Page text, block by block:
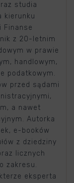
studia
kierunku
Finanse
z 20-letnim
w prawie
handlowym,
podatkowym.
przed sądami
a nawet
Autorka
e-booków
z dziedziny
licznych
zakresu.
eksperta